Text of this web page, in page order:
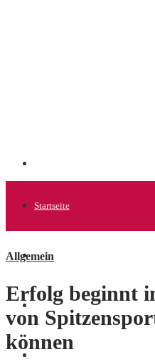
Startseite
Allgemein
Startups
Allgemein
Erfolg beginnt
von
können